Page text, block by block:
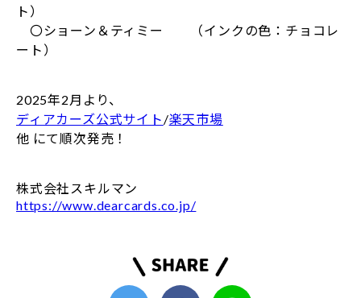
ト）
〇ショーン＆ティミー （インクの色：チョコレ
ート）
2025年2月より、
ディアカーズ公式サイト /楽天市場
他 にて順次発売！
株式会社スキルマン
https://www.dearcards.co.jp/